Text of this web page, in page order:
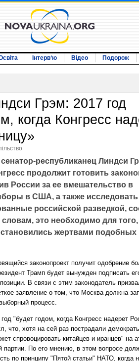
Інтерв‘ю Відео Подорож
Грэм: 2017 год
когда Конгресс
республиканец Линдси
продолжит готовить
России за ее вмешательство в
в США, а также исследовать
российской разведкой,
словам, это необходимо для
жертвами подобных
законопроект получит одобрение
Трамп будет вынужден подписать
В связи с этим законодатель
заявление о том, что Москва должна
процесс.
"будет годом, когда Конгресс надерет
что, хотя на сей раз пострадали
спровоцировать китайцев и иранцев" на
партии. По его мнению, в этом вопросе
по принципу "Пятой статьи" НАТО, когда